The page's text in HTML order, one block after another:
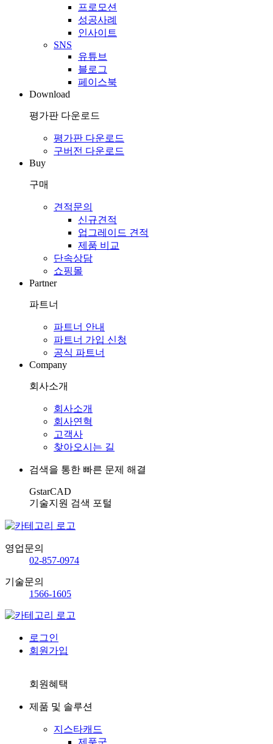
프로모션
성공사례
인사이트
SNS
유튜브
블로그
페이스북
Download
평가판 다운로드
평가판 다운로드
구버전 다운로드
Buy
구매
견적문의
신규견적
업그레이드 견적
제품 비교
단속상담
쇼핑몰
Partner
파트너
파트너 안내
파트너 가입 신청
공식 파트너
Company
회사소개
회사소개
회사연혁
고객사
찾아오시는 길
검색을 통한 빠른 문제 해결
GstarCAD
기술지원 검색 포털
영업문의
02-857-0974
기술문의
1566-1605
로그인
회원가입
회원혜택
제품 및 솔루션
지스타캐드
제품군